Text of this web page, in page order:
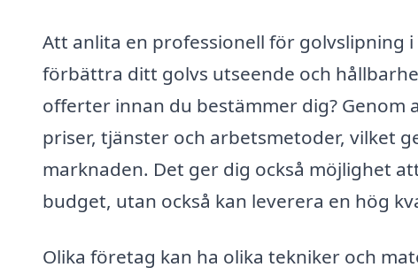
Att anlita en professionell för golvslipning
förbättra ditt golvs utseende och
offerter innan du bestämmer dig?
priser, tjänster och arbetsmetoder, vilket
marknaden. Det ger dig också möjlighet
budget, utan också kan leverera en hög
Olika företag kan ha olika tekniker och